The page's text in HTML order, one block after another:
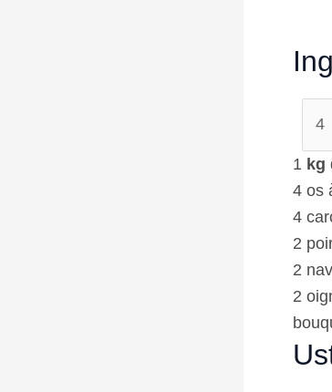
1 kg
4 os
4
2
2
2